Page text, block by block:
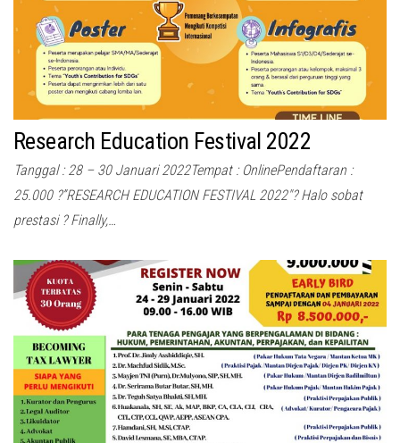
Research Education Festival 2022
Tanggal : 28 – 30 Januari 2022Tempat : OnlinePendaftaran :
25.000 ?”RESEARCH EDUCATION FESTIVAL 2022″? Halo sobat
prestasi ? Finally,…